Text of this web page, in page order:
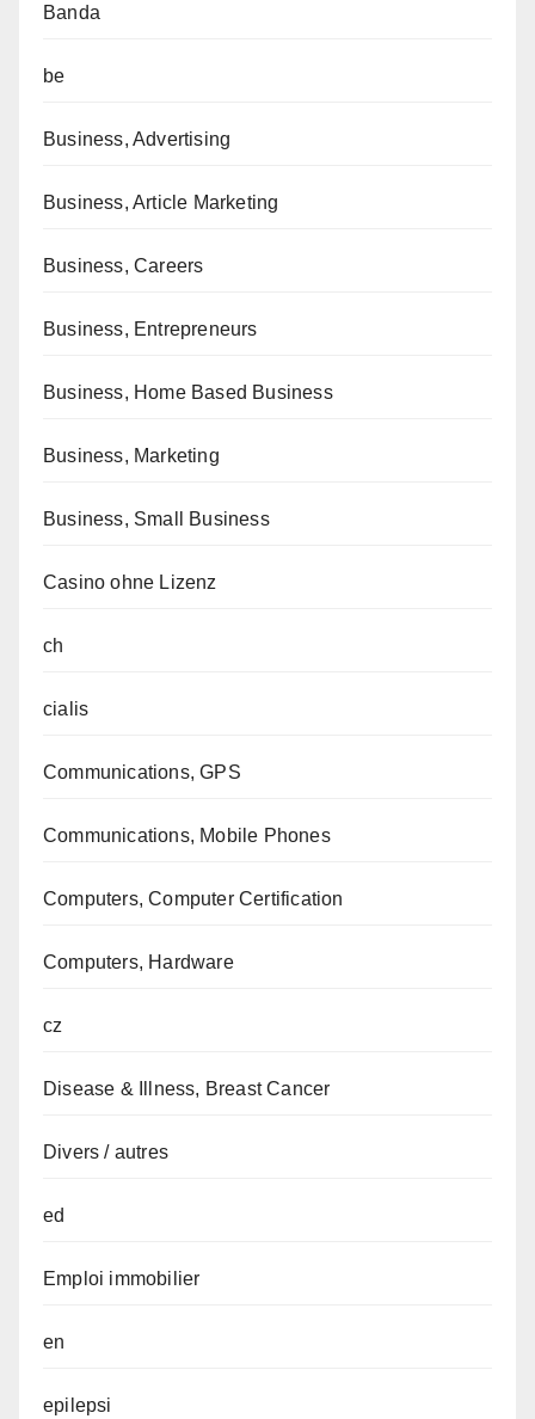
Banda
be
Business, Advertising
Business, Article Marketing
Business, Careers
Business, Entrepreneurs
Business, Home Based Business
Business, Marketing
Business, Small Business
Casino ohne Lizenz
ch
cialis
Communications, GPS
Communications, Mobile Phones
Computers, Computer Certification
Computers, Hardware
cz
Disease & Illness, Breast Cancer
Divers / autres
ed
Emploi immobilier
en
epilepsi